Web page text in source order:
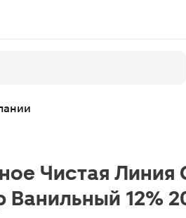
Чистая Линия
Ванильный 12%